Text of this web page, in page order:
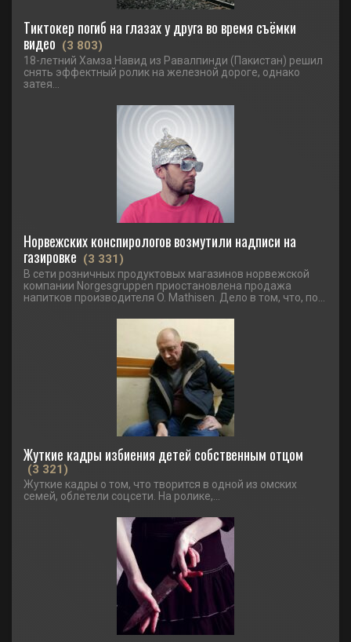
Тиктокер погиб на глазах у друга во время съёмки
видео (3 803)
18-летний Хамза Навид из Равалпинди (Пакистан) решил
снять эффектный ролик на железной дороге, однако
затея...
Норвежских конспирологов возмутили надписи на
газировке (3 331)
В сети розничных продуктовых магазинов норвежской
компании Norgesgruppen приостановлена продажа
напитков производителя O. Mathisen. Дело в том, что, по...
Жуткие кадры избиения детей собственным отцом
(3 321)
Жуткие кадры о том, что творится в одной из омских
семей, облетели соцсети. На ролике,...